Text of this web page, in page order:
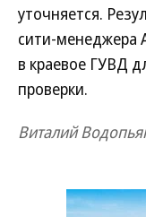
уточняется.
сити-менеджера
в краевое ГУВД
проверки.
Виталий